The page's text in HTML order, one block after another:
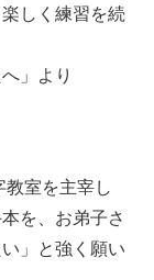
しく練習を続
」より
室を主宰し
を、お弟子さ
」と強く願い